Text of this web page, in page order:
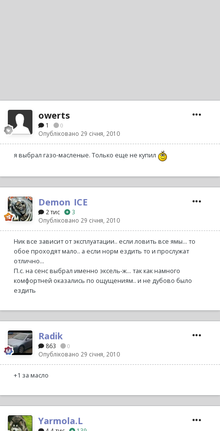
owerts
1 0
Опубліковано 29 січня, 2010
я выбрал газо-масленые. Только еще не купил
Demon_ICE
2 тис
3
Опубліковано 29 січня, 2010
Ник все зависит от эксплуатации.. если ловить все ямы... то
обое проходят мало.. а если норм ездить то и прослужат
отлично...
П.с. на сенс выбрал именно эксель-ж... так как намного
комфортней оказались по ощущениям.. и не дубово было
ездить
Radik
863 0
Опубліковано 29 січня, 2010
+1 за масло
Yarmola.L